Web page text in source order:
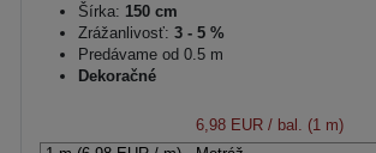
Šírka: 150 cm
Zrážanlivosť: 3 - 5 %
Predávame od 0.5 m
Dekoračné
6,98 EUR/ bal. (1 m)